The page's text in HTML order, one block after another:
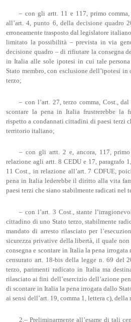
– con gli artt. 11 e 117, primo
all’art. 4, punto 6, della decisione quadro
erroneamente trasposto dal legislatore
limitato la possibilità – prevista in via
decisione quadro – di rifiutare la consegna
in Italia alle sole ipotesi in cui tale
Stato membro, con esclusione dell’ipotesi in
terzo;
– con l’art. 27, terzo comma, Cost.,
scontare la pena in Italia frustrerebbe la
rispetto a condannati cittadini di paesi terzi
territorio italiano;
– con gli artt. 2 e, ancora, 117, primo
relazione agli artt. 8 CEDU e 17, paragrafo
11 Cost., in relazione all’art. 7 CDFUE,
pena in Italia lederebbe il diritto alla vita
paesi terzi che siano stabilmente radicati nel
– con l’art. 3 Cost., stante
cittadino di uno Stato terzo, stabilmente
mandato di arresto rilasciato per
sicurezza privative della libertà, il quale
consegna e scontare in Italia la pena
censurato art. 18-bis della legge n. 69 del
terzo, parimenti radicato in Italia ma
rilasciato ai fini dell’esercizio dell’azione
di scontare in Italia la pena irrogata dallo
ai sensi dell’art. 19, comma 1, lettera c), della
2.– Preliminarmente all’esame di tali